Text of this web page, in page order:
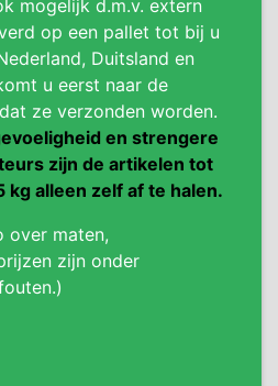
mogelijk d.m.v. extern
op een pallet tot bij u
Duitsland en
u eerst naar de
ze verzonden worden.
en strengere
zijn de artikelen tot
kg alleen zelf af te halen.
over maten,
zijn onder